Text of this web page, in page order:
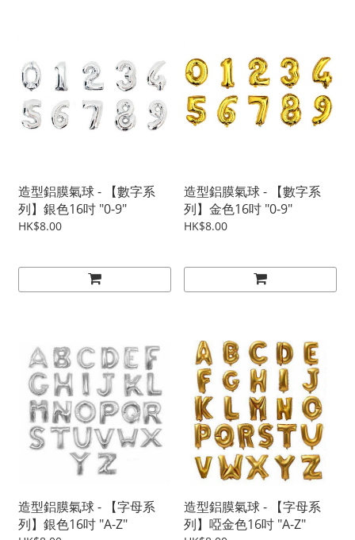
造型鋁膜氣球 - 【數字系
列】銀色16吋 "0-9"
HK$8.00
造型鋁膜氣球 - 【數字系
列】金色16吋 "0-9"
HK$8.00
造型鋁膜氣球 - 【字母系
列】銀色16吋 "A-Z"
造型鋁膜氣球 - 【字母系
列】啞金色16吋 "A-Z"